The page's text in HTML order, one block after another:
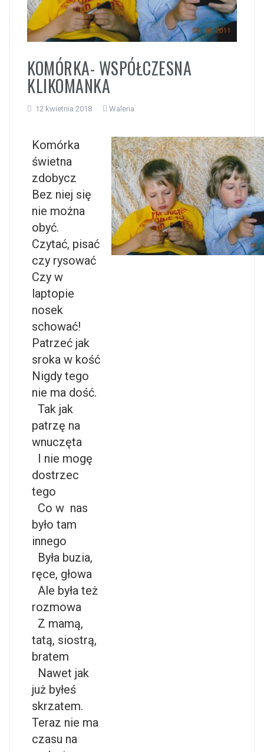
KOMÓRKA- WSPÓŁCZESNA
KLIKOMANKA
12 kwietnia 2018 Waleria
Komórka
świetna
zdobycz
Bez niej się
nie można
obyć.
Czytać, pisać
czy rysować
Czy w
laptopie
nosek
schować!
Patrzeć jak
sroka w kość
Nigdy tego
nie ma dość.
Tak jak
patrzę na
wnuczęta
I nie mogę
dostrzec
tego
Co w nas
było tam
innego
Była buzia,
ręce, głowa
Ale była też
rozmowa
Z mamą,
tatą, siostrą,
bratem
Nawet jak
już byłeś
skrzatem.
Teraz nie ma
czasu na